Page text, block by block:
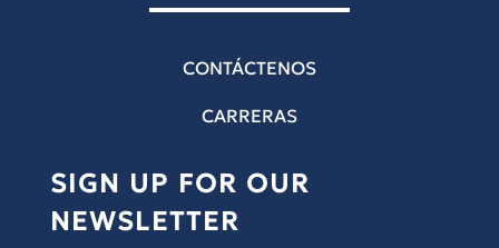
CONTÁCTENOS
CARRERAS
SIGN UP FOR OUR
NEWSLETTER